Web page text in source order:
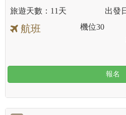
11天
航班 機位30
報名